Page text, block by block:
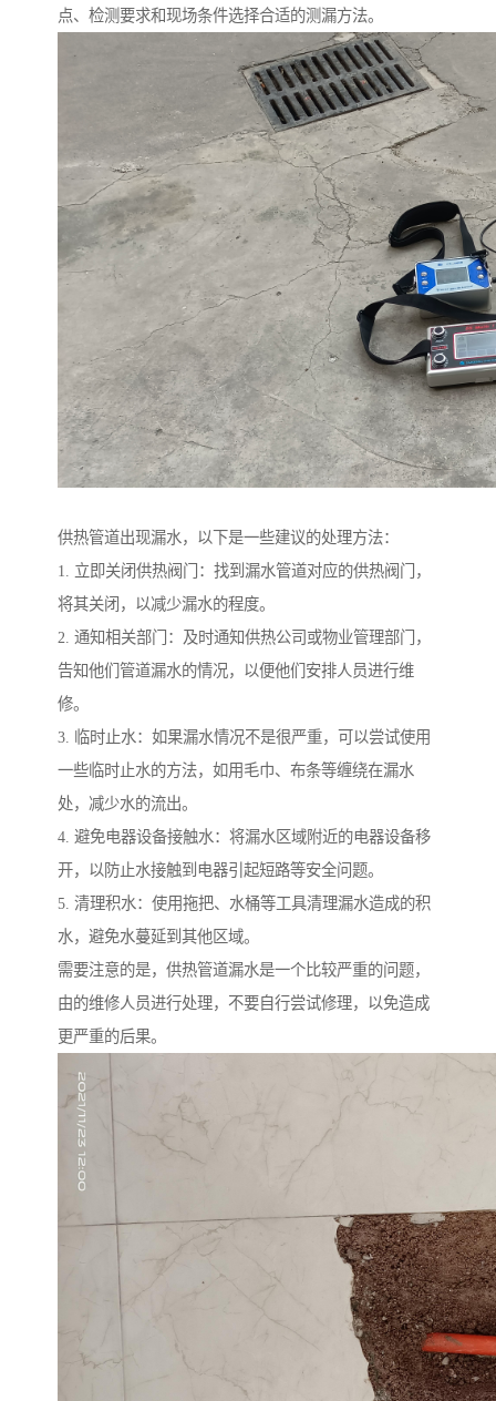
点、检测要求和现场条件选择合适的测漏方法。
供热管道出现漏水，以下是一些建议的处理方法：
1. 立即关闭供热阀门：找到漏水管道对应的供热阀门，
将其关闭，以减少漏水的程度。
2. 通知相关部门：及时通知供热公司或物业管理部门，
告知他们管道漏水的情况，以便他们安排人员进行维
修。
3. 临时止水：如果漏水情况不是很严重，可以尝试使用
一些临时止水的方法，如用毛巾、布条等缠绕在漏水
处，减少水的流出。
4. 避免电器设备接触水：将漏水区域附近的电器设备移
开，以防止水接触到电器引起短路等安全问题。
5. 清理积水：使用拖把、水桶等工具清理漏水造成的积
水，避免水蔓延到其他区域。
需要注意的是，供热管道漏水是一个比较严重的问题，
由的维修人员进行处理，不要自行尝试修理，以免造成
更严重的后果。